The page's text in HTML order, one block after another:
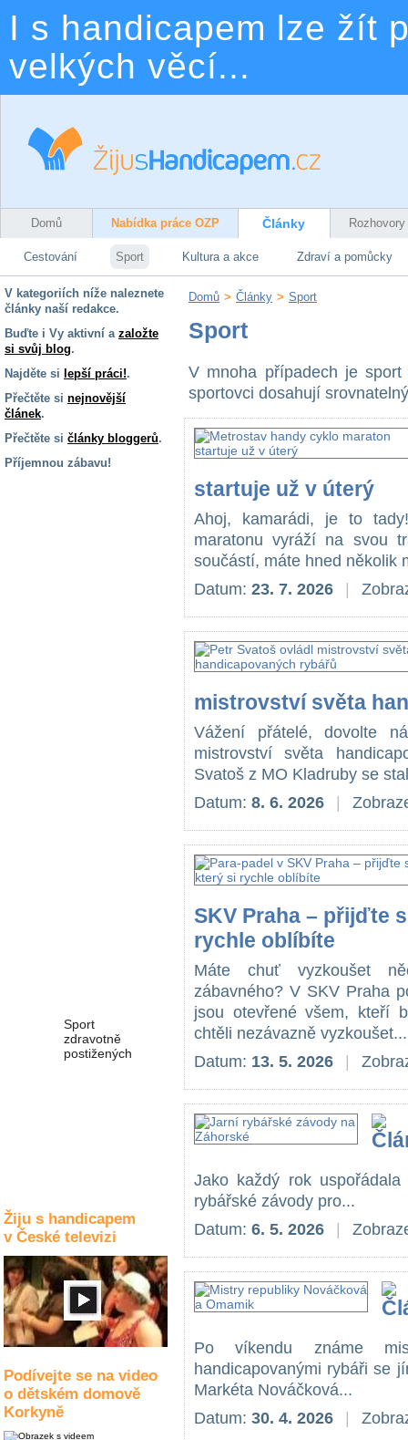
I s handicapem lze žít
velkých věcí...
Domů Nabídka práce OZP Články Rozhovory
Cestování Sport Kultura a akce Zdraví a pomůcky
V kategoriích níže naleznete
články naší redakce.
Buďte i Vy aktivní a založte
si svůj blog.
Najděte si lepší práci!.
Přečtěte si nejnovější
článek.
Přečtěte si články bloggerů.
Příjemnou zábavu!
Sport
zdravotně
postižených
Žiju s handicapem
v České televizi
Podívejte se na video
o dětském domově
Korkyně
Domů > Články > Sport
Sport
V mnoha případech je
sportovci dosahují
startuje už v úterý
Ahoj, kamarádi, je to
maratonu vyráží na svou
součástí, máte hned několik
Datum: 23. 7. 2026
mistrovství světa
Vážení přátelé, dovolte
mistrovství světa
Svatoš z MO Kladruby se
Datum: 8. 6. 2026
SKV Praha – přijďte
rychle oblíbíte
Máte chuť vyzkoušet
zábavného? V SKV Praha
jsou otevřené všem, kteří
chtěli nezávazně vyzkoušet...
Datum: 13. 5. 2026
Jako každý rok
rybářské závody pro...
Datum: 6. 5. 2026
Po víkendu známe
handicapovanými rybáři se
Markéta Nováčková...
Datum: 30. 4. 2026